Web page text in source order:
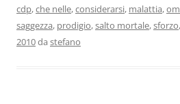
cdp,che nelle,considerarsi, malattia,
saggezza, prodigio,salto mortale,sforzo,
2010da stefano